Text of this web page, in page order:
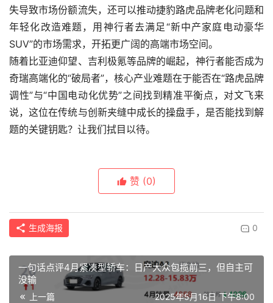
失导致市场份额流失，还可以推动捷豹路虎品牌老化问题和
年轻化改造难题，用神行者去满足“新中产家庭电动豪华
SUV”的市场需求，开拓更广阔的高端市场空间。
随着比亚迪仰望、吉利极氪等品牌的崛起，神行者能否成为
奇瑞高端化的“破局者”，核心产业难题在于能否在“路虎品牌
调性”与“中国电动化优势”之间找到精准平衡点，对文飞来
说，这位在传统与创新夹缝中成长的操盘手，是否能找到解
题的关键钥匙？让我们拭目以待。
赞 (0)
生成海报 0
一句话点评4月紧凑型轿车：日产大众包揽前三，但自主可
没输
上一篇 2025年5月16日 下午8:00